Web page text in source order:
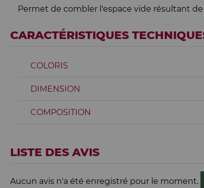
Permet de combler l'espace vide résultant
CARACTÉRISTIQUES
COLORIS
DIMENSION
COMPOSITION
LISTE DES AVIS
Aucun avis n'a été enregistré pour le moment.